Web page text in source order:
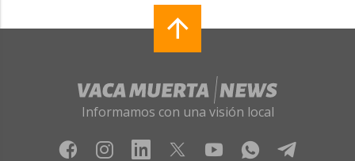
Informamos con una visión local